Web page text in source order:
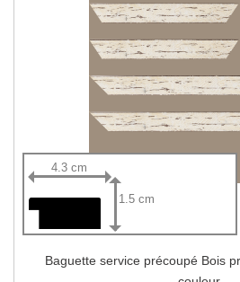
4.3 cm
1.5 cm
Baguette service précoupé Bois